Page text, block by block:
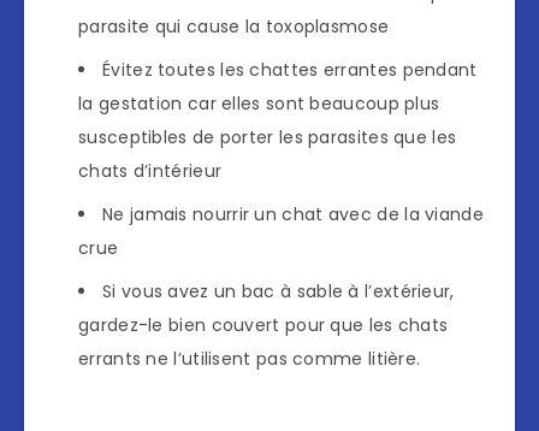
parasite qui cause la toxoplasmose
Évitez toutes les chattes errantes pendant
la gestation car elles sont beaucoup plus
susceptibles de porter les parasites que les
chats d’intérieur
Ne jamais nourrir un chat avec de la viande
crue
Si vous avez un bac à sable à l’extérieur,
gardez-le bien couvert pour que les chats
errants ne l’utilisent pas comme litière.